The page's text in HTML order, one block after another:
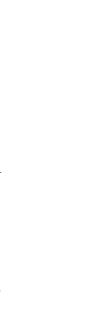
28 de